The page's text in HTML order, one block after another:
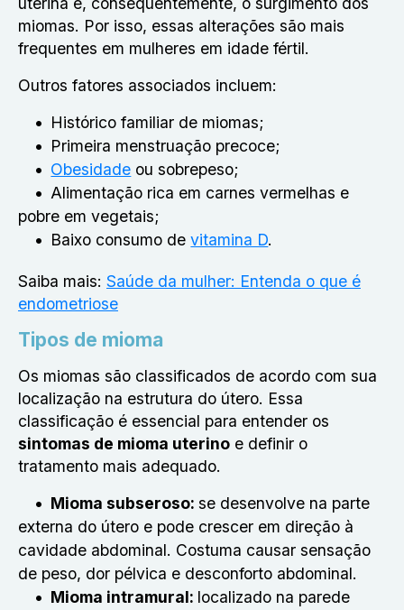
miomas. Por isso, essas alterações são mais
frequentes em mulheres em idade fértil.
Outros fatores associados incluem:
Histórico familiar de miomas;
Primeira menstruação precoce;
Obesidade ou sobrepeso;
Alimentação rica em carnes vermelhas e
pobre em vegetais;
Baixo consumo devitamina D.
Saiba mais: Saúde da mulher: Entenda o que é
endometriose
Tipos de mioma
Os miomas são classificados de acordo com sua
localização na estrutura do útero. Essa
classificação é essencial para entender os
sintomas de mioma uterino e definir o
tratamento mais adequado.
Mioma subseroso:se desenvolve na parte
externa do útero e pode crescer em direção à
cavidade abdominal. Costuma causar sensação
de peso, dor pélvica e desconforto abdominal.
Mioma intramural: localizado na parede